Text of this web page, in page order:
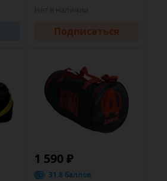
Подписаться
1 590 ₽
31.8 баллов